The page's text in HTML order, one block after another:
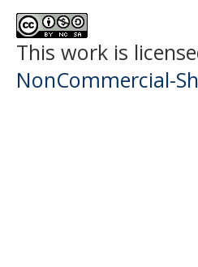
This work is
NonCommercial-